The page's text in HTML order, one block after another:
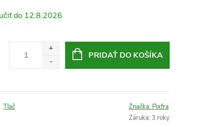
12.8.2026
PRIDAŤ DO KOŠÍKA
Tlač Značka: Pixfra
Záruka: 3 roky